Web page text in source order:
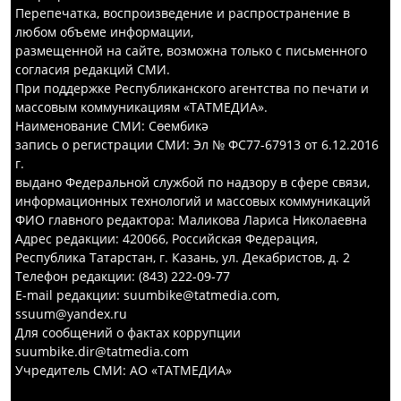
Перепечатка, воспроизведение и распространение в
любом объеме информации,
размещенной на сайте, возможна только с письменного
согласия редакций СМИ.
При поддержке Республиканского агентства по печати и
массовым коммуникациям «ТАТМЕДИА».
Наименование СМИ: Сөембикә
запись о регистрации СМИ: Эл № ФС77-67913 от 6.12.2016
г.
выдано Федеральной службой по надзору в сфере связи,
информационных технологий и массовых коммуникаций
ФИО главного редактора: Маликова Лариса Николаевна
Адрес редакции: 420066, Российская Федерация,
Республика Татарстан, г. Казань, ул. Декабристов, д. 2
Телефон редакции: (843) 222-09-77
E-mail редакции: suumbike@tatmedia.com,
ssuum@yandex.ru
Для сообщений о фактах коррупции
suumbike.dir@tatmedia.com
Учредитель СМИ: АО «ТАТМЕДИА»